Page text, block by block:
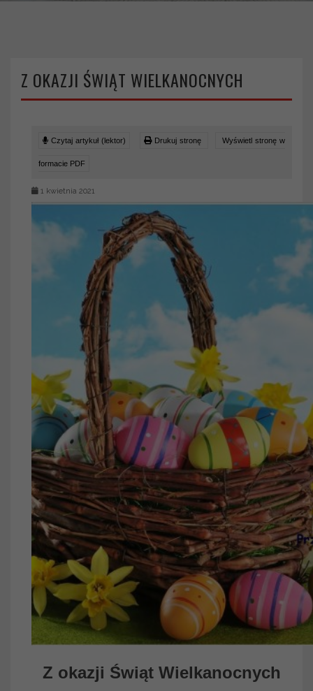
Z OKAZJI ŚWIĄT WIELKANOCNYCH
Czytaj artykuł (lektor) Drukuj stronę Wyświetl stronę w
formacie PDF
1 kwietnia 2021
Z okazji Świąt Wielkanocnych